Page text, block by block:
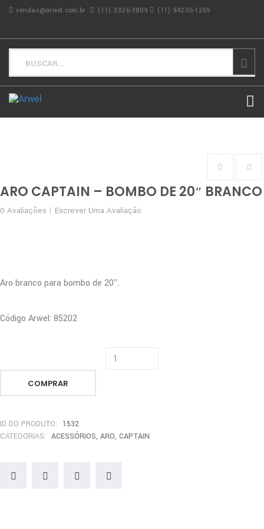
vendas@arwel.com.br (11) 3326-3809 (11) 94205-1269
ARO CAPTAIN – BOMBO DE 20″ BRANCO
0 Avaliações Escrever Uma Avaliação
Aro branco para bombo de 20″.
Código Arwel: 85202
COMPRAR
ID DO PRODUTO:
1532
CATEGORIAS: ACESSÓRIOS, ARO, CAPTAIN